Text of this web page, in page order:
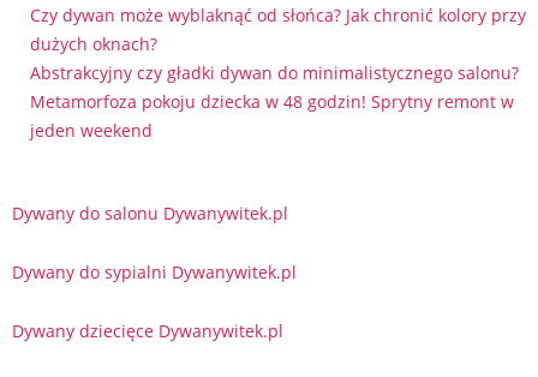
Czy dywan może wyblaknąć od słońca? Jak chronić kolory przy
dużych oknach?
Abstrakcyjny czy gładki dywan do minimalistycznego salonu?
Metamorfoza pokoju dziecka w 48 godzin! Sprytny remont w
jeden weekend
Dywany do salonu Dywanywitek.pl
Dywany do sypialni Dywanywitek.pl
Dywany dziecięce Dywanywitek.pl